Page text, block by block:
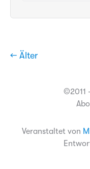
← Älter
©2011
Veranstaltet von